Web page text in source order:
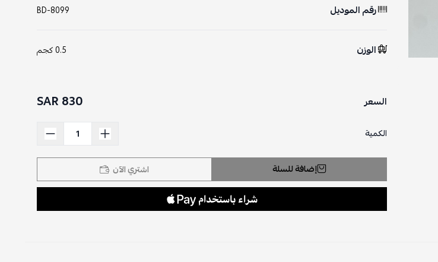
رقم الموديل BD-8099
الوزن 0.5 كجم
السعر 830 SAR
الكمية
إضافة للسلة اشتري الآن